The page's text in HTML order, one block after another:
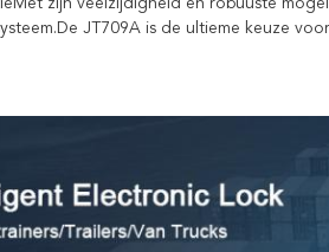
zijn veelzijdigheid en robuuste
JT709A is de ultieme keuze